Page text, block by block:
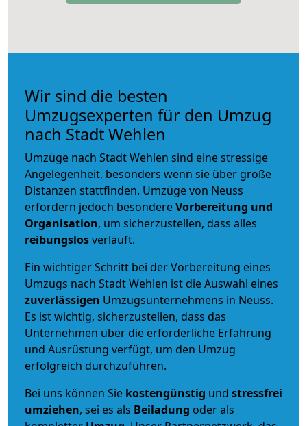
Wir sind die besten
Umzugsexperten für den Umzug
nach Stadt Wehlen
Umzüge nach Stadt Wehlen sind eine stressige
Angelegenheit, besonders wenn sie über große
Distanzen stattfinden. Umzüge von Neuss
erfordern jedoch besondereVorbereitung und
Organisation, um sicherzustellen, dass alles
reibungslosverläuft.
Ein wichtiger Schritt bei der Vorbereitung eines
Umzugs nach Stadt Wehlen ist die Auswahl eines
zuverlässigen Umzugsunternehmens in Neuss.
Es ist wichtig, sicherzustellen, dass das
Unternehmen über die erforderliche Erfahrung
und Ausrüstung verfügt, um den Umzug
erfolgreich durchzuführen.
Bei uns können Sie kostengünstig und stressfrei
umziehen, sei es als Beiladung oder als